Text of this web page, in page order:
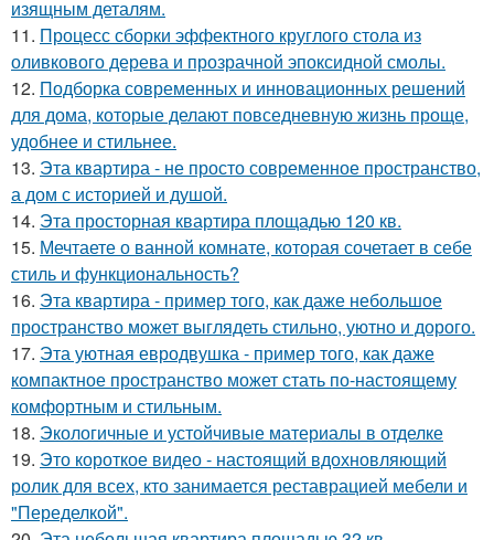
изящным деталям.
11. Процесс сборки эффектного круглого стола из
оливкового дерева и прозрачной эпоксидной смолы.
12. Подборка современных и инновационных решений
для дома, которые делают повседневную жизнь проще,
удобнее и стильнее.
13. Эта квартира - не просто современное пространство,
а дом с историей и душой.
14. Эта просторная квартира площадью 120 кв.
15. Мечтаете о ванной комнате, которая сочетает в себе
стиль и функциональность?
16. Эта квартира - пример того, как даже небольшое
пространство может выглядеть стильно, уютно и дорого.
17. Эта уютная евродвушка - пример того, как даже
компактное пространство может стать по-настоящему
комфортным и стильным.
18. Экологичные и устойчивые материалы в отделке
19. Это короткое видео - настоящий вдохновляющий
ролик для всех, кто занимается реставрацией мебели и
"Переделкой".